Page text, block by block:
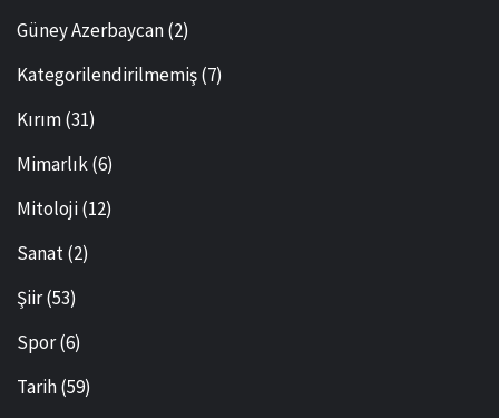
Güney Azerbaycan(2)
Kategorilendirilmemiş(7)
Kırım(31)
Mimarlık(6)
Mitoloji(12)
Sanat(2)
Şiir(53)
Spor(6)
Tarih(59)